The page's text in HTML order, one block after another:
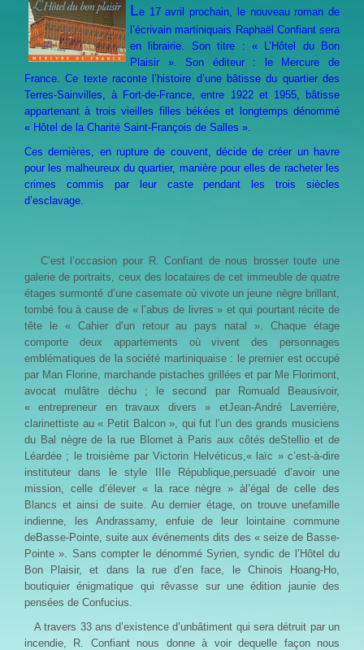
Le 17 avril prochain, le nouveau roman de
l’écrivain martiniquais Raphaël Confiant sera
en librairie. Son titre : « L’Hôtel du Bon
Plaisir ». Son éditeur : le Mercure de
France. Ce texte raconte l’histoire d’une bâtisse du quartier des
Terres-Sainvilles, à Fort-de-France, entre 1922 et 1955, bâtisse
appartenant à trois vieilles filles békées et longtemps dénommé
« Hôtel de la Charité Saint-François de Salles ».
Ces dernières, en rupture de couvent, décide de créer un havre
pour les malheureux du quartier, manière pour elles de racheter les
crimes commis par leur caste pendant les trois siècles
d’esclavage.
C’est l’occasion pour R. Confiant de nous brosser toute une
galerie de portraits, ceux des locataires de cet immeuble de quatre
étages surmonté d’une casemate où vivote un jeune nègre brillant,
tombé fou à cause de « l’abus de livres » et qui pourtant récite de
tête le « Cahier d’un retour au pays natal ». Chaque étage
comporte deux appartements où vivent des personnages
emblématiques de la société martiniquaise : le premier est occupé
par Man Florine, marchande pistaches grillées et par Me Florimont,
avocat mulâtre déchu ; le second par Romuald Beausivoir,
« entrepreneur en travaux divers » etJean-André Laverrière,
clarinettiste au « Petit Balcon », qui fut l’un des grands musiciens
du Bal nègre de la rue Blomet à Paris aux côtés deStellio et de
Léardée ; le troisième par Victorin Helvéticus,« laïc » c’est-à-dire
instituteur dans le style IIIe République,persuadé d’avoir une
mission, celle d’élever « la race nègre » àl’égal de celle des
Blancs et ainsi de suite. Au dernier étage, on trouve unefamille
indienne, les Andrassamy, enfuie de leur lointaine commune
deBasse-Pointe, suite aux événements dits des « seize de Basse-
Pointe ». Sans compter le dénommé Syrien, syndic de l’Hôtel du
Bon Plaisir, et dans la rue d’en face, le Chinois Hoang-Ho,
boutiquier énigmatique qui rêvasse sur une édition jaunie des
pensées de Confucius.
A travers 33 ans d’existence d’unbâtiment qui sera détruit par un
incendie, R. Confiant nous donne à voir dequelle façon nous